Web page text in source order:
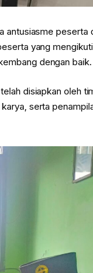
antusiasme peserta
yang
dengan baik.
disiapkan oleh
serta